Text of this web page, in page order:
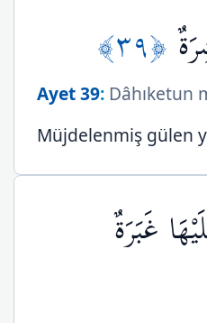
﴿٣٩﴾
Ayet 39: Dâhıketun
Müjdelenmiş gülen
غَبَرَةٌ